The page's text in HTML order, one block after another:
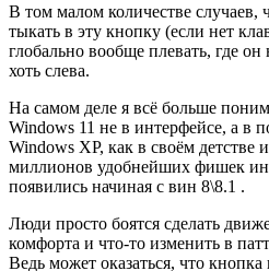
В том малом количестве случаев,
тыкать в эту кнопку (если нет
глобально вообще плевать, где он
хоть слева.
На самом деле я всё больше
Windows 11 не в интерфейсе, а в
Windows XP, как в своём детстве
миллионов удобнейших фишек
появились начиная с вин 8\8.1 .
Люди просто боятся сделать
комфорта и что-то изменить в
Ведь может оказаться, что